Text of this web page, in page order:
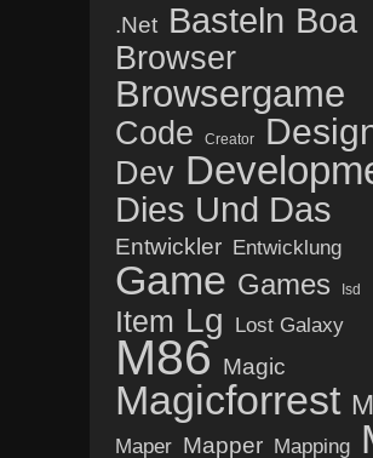
.net Basteln Boa
Browser
Browsergame
Code Creator
Dev
Dies Und Das
Entwickler Entwicklung
Game Games Isd
Item Lg Lost Galaxy
M86 Magic
Magicforrest
Maper Mapper Mapping